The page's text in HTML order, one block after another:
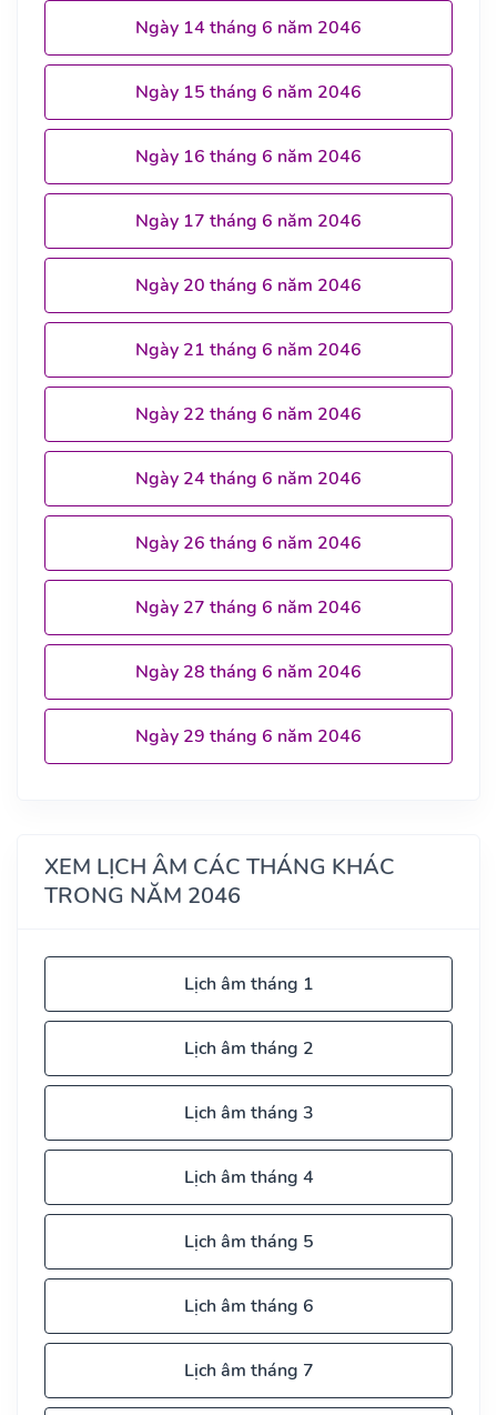
Ngày 14 tháng 6 năm 2046
Ngày 15 tháng 6 năm 2046
Ngày 16 tháng 6 năm 2046
Ngày 17 tháng 6 năm 2046
Ngày 20 tháng 6 năm 2046
Ngày 21 tháng 6 năm 2046
Ngày 22 tháng 6 năm 2046
Ngày 24 tháng 6 năm 2046
Ngày 26 tháng 6 năm 2046
Ngày 27 tháng 6 năm 2046
Ngày 28 tháng 6 năm 2046
Ngày 29 tháng 6 năm 2046
XEM LỊCH ÂM CÁC THÁNG KHÁC
TRONG NĂM 2046
Lịch âm tháng 1
Lịch âm tháng 2
Lịch âm tháng 3
Lịch âm tháng 4
Lịch âm tháng 5
Lịch âm tháng 6
Lịch âm tháng 7